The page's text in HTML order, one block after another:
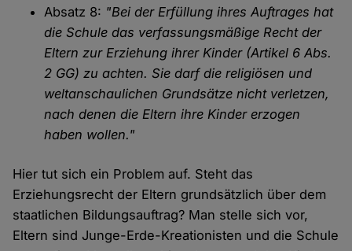
Absatz 8: "Bei der Erfüllung ihres Auftrages hat
die Schule das verfassungsmäßige Recht der
Eltern zur Erziehung ihrer Kinder (Artikel 6 Abs.
2 GG) zu achten. Sie darf die religiösen und
weltanschaulichen Grundsätze nicht verletzen,
nach denen die Eltern ihre Kinder erzogen
haben wollen."
Hier tut sich ein Problem auf. Steht das
Erziehungsrecht der Eltern grundsätzlich über dem
staatlichen Bildungsauftrag? Man stelle sich vor,
Eltern sind Junge-Erde-Kreationisten und die Schule